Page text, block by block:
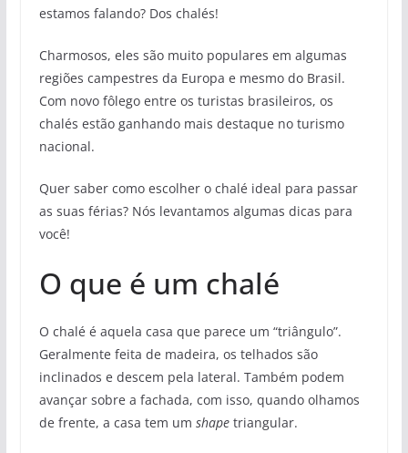
estamos falando? Dos chalés!
Charmosos, eles são muito populares em algumas
regiões campestres da Europa e mesmo do Brasil.
Com novo fôlego entre os turistas brasileiros, os
chalés estão ganhando mais destaque no turismo
nacional.
Quer saber como escolher o chalé ideal para passar
as suas férias? Nós levantamos algumas dicas para
você!
O que é um chalé
O chalé é aquela casa que parece um “triângulo”.
Geralmente feita de madeira, os telhados são
inclinados e descem pela lateral. Também podem
avançar sobre a fachada, com isso, quando olhamos
de frente, a casa tem um shape triangular.